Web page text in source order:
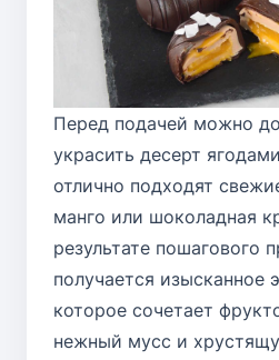
Перед подачей можно
украсить десерт
отлично подходят
манго или шоколадная
результате пошагового
получается изысканное
которое сочетает
нежный мусс и